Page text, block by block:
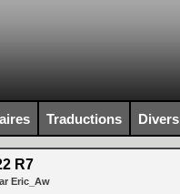
Traductions Divers
R7
Eric_Aw